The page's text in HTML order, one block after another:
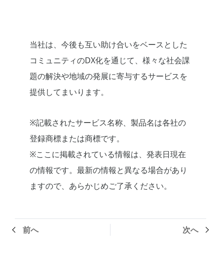
当社は、今後も互い助け合いをベースとした
コミュニティのDX化を通じて、様々な社会課
題の解決や地域の発展に寄与するサービスを
提供してまいります。
※記載されたサービス名称、製品名は各社の
登録商標または商標です。
※ここに掲載されている情報は、発表日現在
の情報です。最新の情報と異なる場合があり
ますので、あらかじめご了承ください。
前へ 次へ